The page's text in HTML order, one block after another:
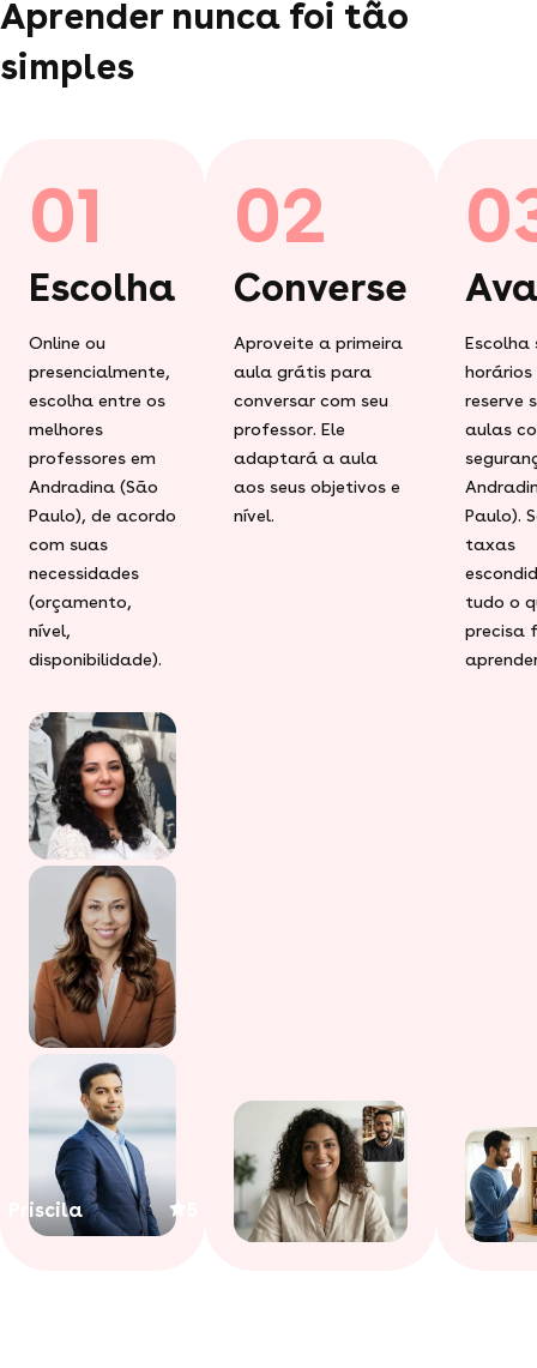
Aprender nunca foi tão
simples
01
Escolha
Online ou
presencialmente,
escolha entre os
melhores
professores em
Andradina (São
Paulo), de acordo
com suas
necessidades
(orçamento,
nível,
disponibilidade).
Priscila
02
Converse
Aproveite a primeira
aula grátis para
conversar com seu
professor. Ele
adaptará a aula
aos seus objetivos e
nível.
Escolha
horários
reserve
aulas
Paulo).
taxas
tudo o
precisa